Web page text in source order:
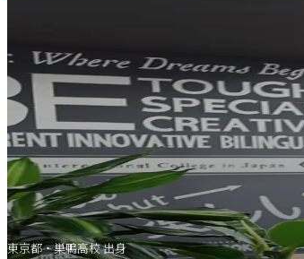
東京都・巣鴨高校 出身